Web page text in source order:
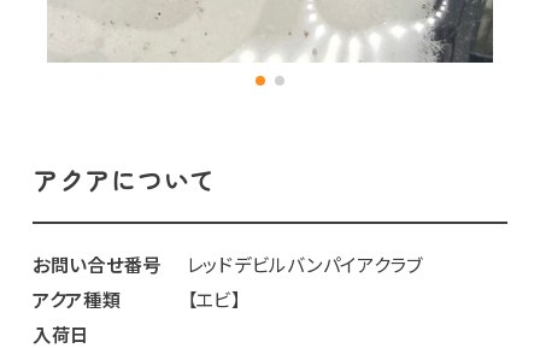
アクアについて
お問い合せ番号
レッドデビルバンパイアクラブ
アクア種類
【エビ】
入荷日